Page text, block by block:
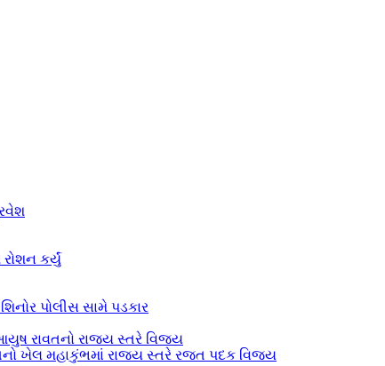
કર્યું
પોલીસ સામે પડકાર
ખેલ મહાકુંભમાં રાજ્ય સ્તરે રજત પદક વિજય